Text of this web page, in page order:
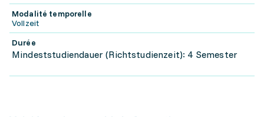
Modalité temporelle
Vollzeit
Durée
Mindeststudiendauer (Richtstudienzeit): 4 Semester